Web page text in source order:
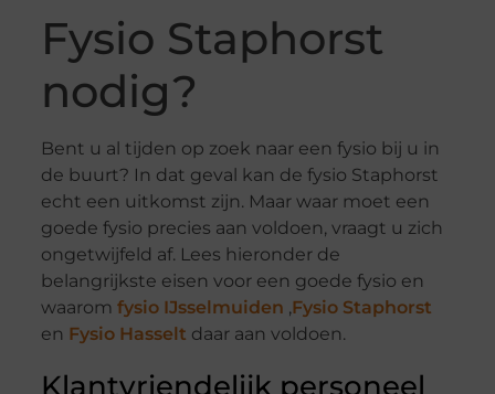
Fysio Staphorst
nodig?
Bent u al tijden op zoek naar een fysio bij u in
de buurt? In dat geval kan de fysio Staphorst
echt een uitkomst zijn. Maar waar moet een
goede fysio precies aan voldoen, vraagt u zich
ongetwijfeld af. Lees hieronder de
belangrijkste eisen voor een goede fysio en
waarom fysio IJsselmuiden ,Fysio Staphorst
en Fysio Hasselt daar aan voldoen.
Klantvriendelijk personeel